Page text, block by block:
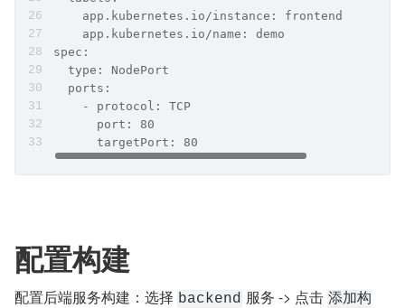
    app.kubernetes.io/instance: frontend
    app.kubernetes.io/name: demo
spec:
  type: NodePort
  ports:
    - protocol: TCP
      port: 80
      targetPort: 80
配置构建
配置后端服务构建：选择 backend 服务 -> 点击 添加构